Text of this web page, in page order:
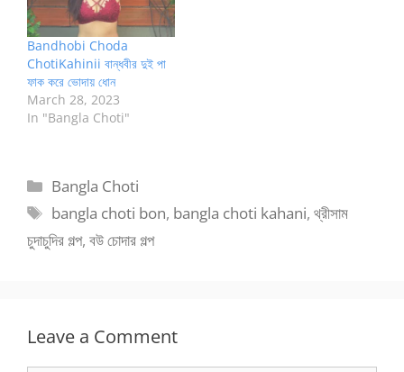
Bandhobi Choda
ChotiKahinii বান্ধবীর দুই পা
ফাক করে ভোদায় ধোন
March 28, 2023
In "Bangla Choti"
Categories
Bangla Choti
Tags
bangla choti bon, bangla choti kahani,থ্রীসাম
চুদাচুদির গল্প, বউ চোদার গল্প
Leave a Comment